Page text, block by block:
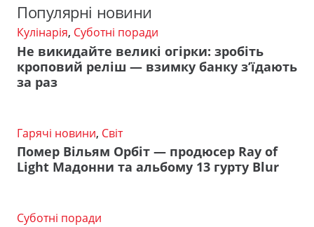
Популярні новини
Кулінарія, Суботні поради
Не викидайте великі огірки: зробіть
кроповий реліш — взимку банку з’їдають
за раз
Гарячі новини, Світ
Помер Вільям Орбіт — продюсер Ray of
Light Мадонни та альбому 13 гурту Blur
Суботні поради